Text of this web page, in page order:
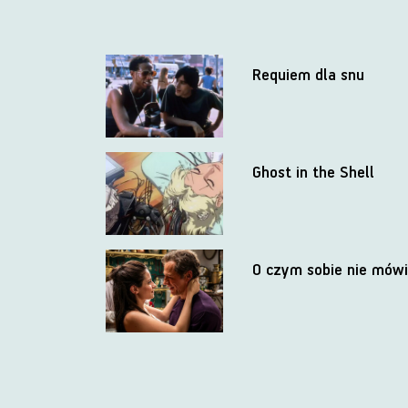
Requiem dla snu
Ghost in the Shell
O czym sobie nie